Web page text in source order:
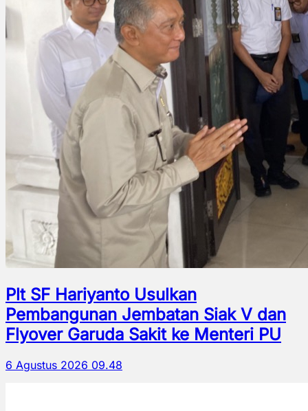
Plt SF Hariyanto Usulkan
Pembangunan Jembatan Siak V dan
Flyover Garuda Sakit ke Menteri PU
6 Agustus 2026 09.48